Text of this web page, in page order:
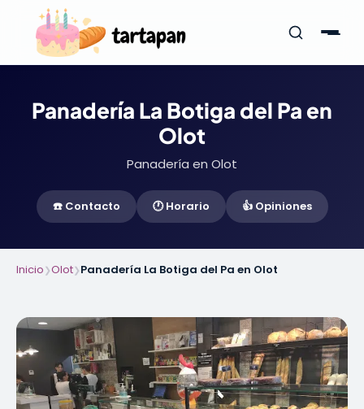
Panadería La Botiga del Pa en
Olot
Panadería en Olot
☎️ Contacto 🕐 Horario 👍 Opiniones
Inicio❯Olot❯Panadería La Botiga del Pa en Olot